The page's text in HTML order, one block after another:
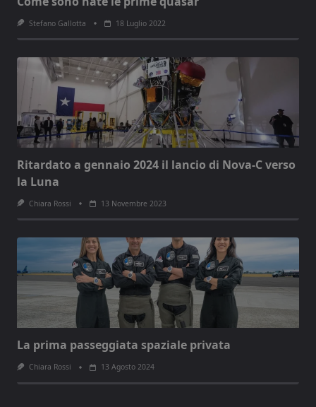
Stefano Gallotta 18 Luglio 2022
Ritardato a gennaio 2024 il lancio di Nova-C verso
la Luna
Chiara Rossi 13 Novembre 2023
La prima passeggiata spaziale privata
Chiara Rossi 13 Agosto 2024